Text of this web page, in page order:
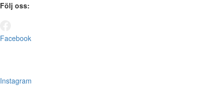
Följ oss:
Facebook
Instagram